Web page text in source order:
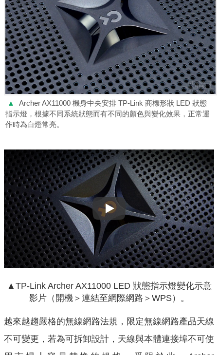
▲
Archer AX11000 機身中央安排 TP-Link 商標形狀 LED 狀態
指示燈，根據不同系統狀態而有不同的顏色與變化效果，正常運
作時為白燈常亮。
Play
▲TP-Link Archer AX11000 LED 狀態指示燈變化示意
影片（開機＞連結至網際網路＞WPS）。
越來越趨嚴格的無線網路法規，限定無線網路產品天線
不可變更，若為可拆卸設計，天線與本體連接埠不可使